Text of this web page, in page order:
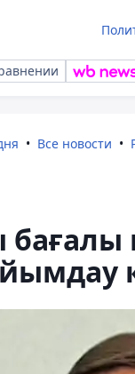
Все новости